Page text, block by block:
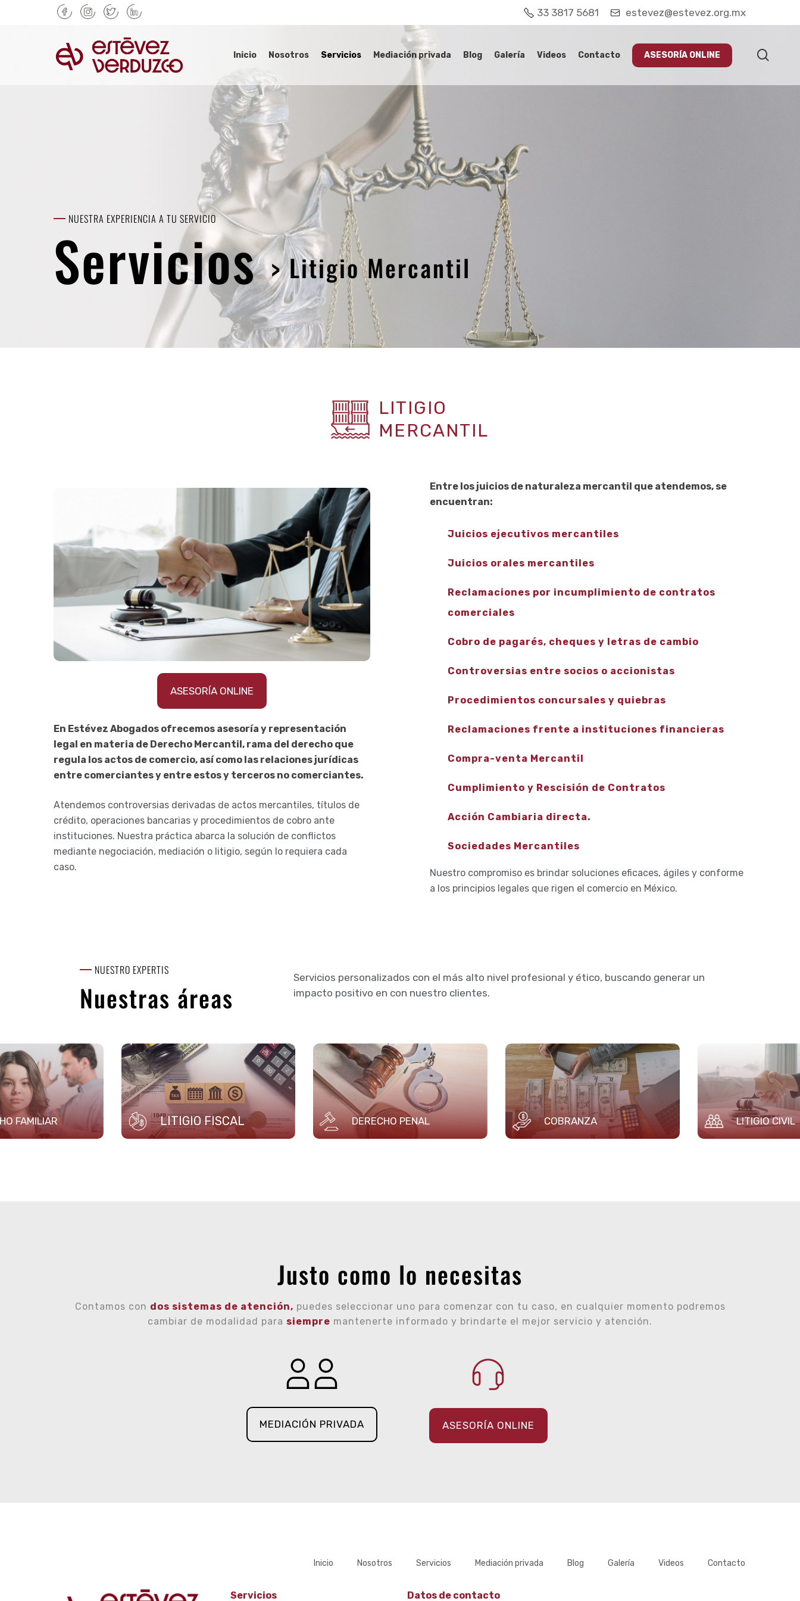
33 3817 5681 estevez@estevez.org.mx
Hit enter to search or ESC to close
Inicio Nosotros Servicios Mediación privada Blog Galería Videos Contacto ASESORÍA ONLINE
NUESTRA EXPERIENCIA A TU SERVICIO
Servicios> Litigio Mercantil
LITIGIO
MERCANTIL
ASESORÍA ONLINE
En Estévez Abogados ofrecemos asesoría y representación
legal en materia de Derecho Mercantil, rama del derecho que
regula los actos de comercio, así como las relaciones jurídicas
entre comerciantes y entre estos y terceros no comerciantes.
Atendemos controversias derivadas de actos mercantiles, títulos de
crédito, operaciones bancarias y procedimientos de cobro ante
instituciones. Nuestra práctica abarca la solución de conflictos
mediante negociación, mediación o litigio, según lo requiera cada
caso.
Entre los juicios de naturaleza mercantil que atendemos, se
encuentran:
Juicios ejecutivos mercantiles
Juicios orales mercantiles
Reclamaciones por incumplimiento de contratos
comerciales
Cobro de pagarés, cheques y letras de cambio
Controversias entre socios o accionistas
Procedimientos concursales y quiebras
Reclamaciones frente a instituciones financieras
Compra-venta Mercantil
Cumplimiento y Rescisión de Contratos
Acción Cambiaria directa.
Sociedades Mercantiles
Nuestro compromiso es brindar soluciones eficaces, ágiles y conforme
a los principios legales que rigen el comercio en México.
NUESTRO EXPERTIS
Nuestras áreas
Servicios personalizados con el más alto nivel profesional y ético, buscando generar un
impacto positivo en con nuestro clientes.
FAMILIAR LITIGIO FISCAL DERECHO PENAL COBRANZA LITIGIO CIVIL
Justo como lo necesitas
Contamos con dos sistemas de atención, puedes seleccionar uno para comenzar con tu caso, en cualquier momento podremos
cambiar de modalidad para siempre mantenerte informado y brindarte el mejor servicio y atención.
MEDIACIÓN PRIVADA ASESORÍA ONLINE
Inicio Nosotros Servicios Mediación privada Blog Galería Videos Contacto
Servicios Datos de contacto